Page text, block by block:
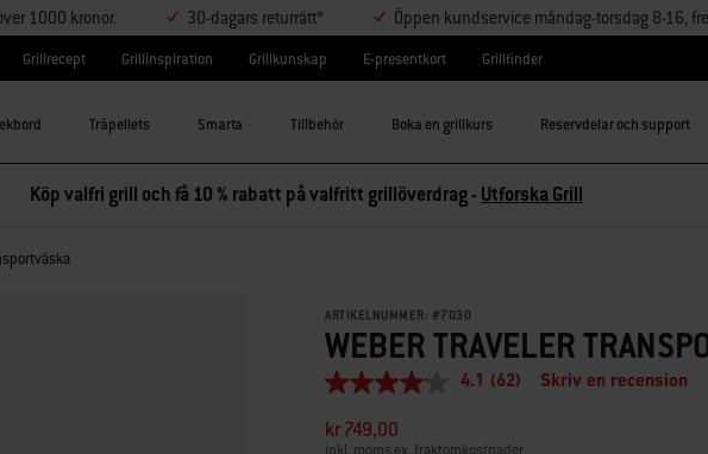
1000 kronor. 30-dagars returrätt* Öppen kundservice måndag-torsdag 8-16,
Grillrecept Grillinspiration Grillkunskap E-presentkort Grillfinder
Träpellets Smarta Tillbehör Boka en grillkurs Reservdelar och support
Köp valfri grill och få 10 % rabatt på valfritt grillöverdrag - Utforska Grill
ARTIKELNUMMER: #7030
WEBER TRAVELER
4.1
5
stjärnor,
4.1 (62) Skriv en recension
kr 749,00